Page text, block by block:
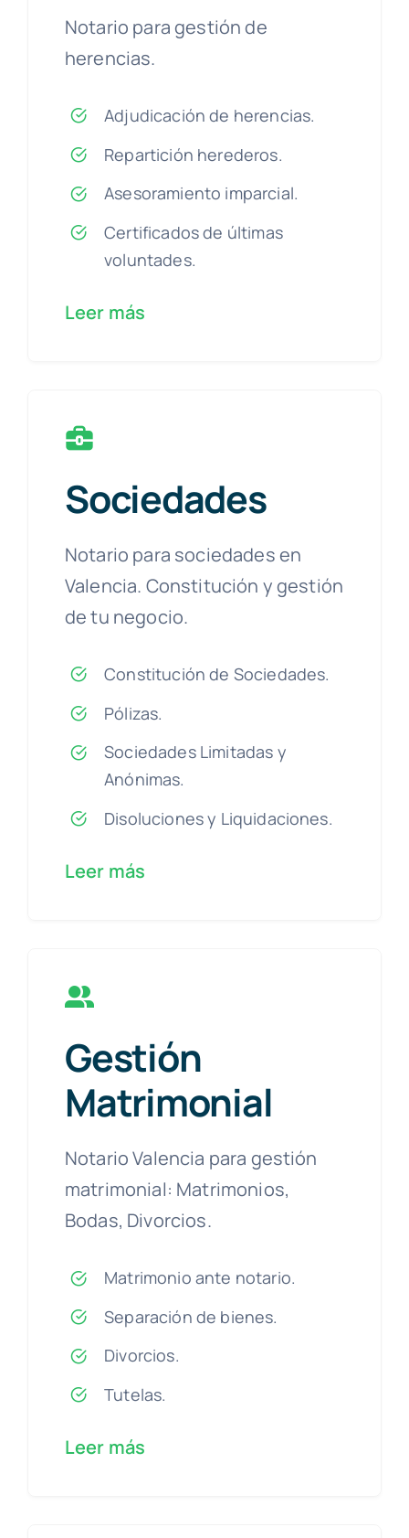
Notario para gestión de
herencias.
Adjudicación de herencias.
Repartición herederos.
Asesoramiento imparcial.
Certificados de últimas
voluntades.
Leer más
Sociedades
Notario para sociedades en
Valencia. Constitución y gestión
de tu negocio.
Constitución de Sociedades.
Pólizas.
Sociedades Limitadas y
Anónimas.
Disoluciones y Liquidaciones.
Leer más
Gestión
Matrimonial
Notario Valencia para gestión
matrimonial: Matrimonios,
Bodas, Divorcios.
Matrimonio ante notario.
Separación de bienes.
Divorcios.
Tutelas.
Leer más